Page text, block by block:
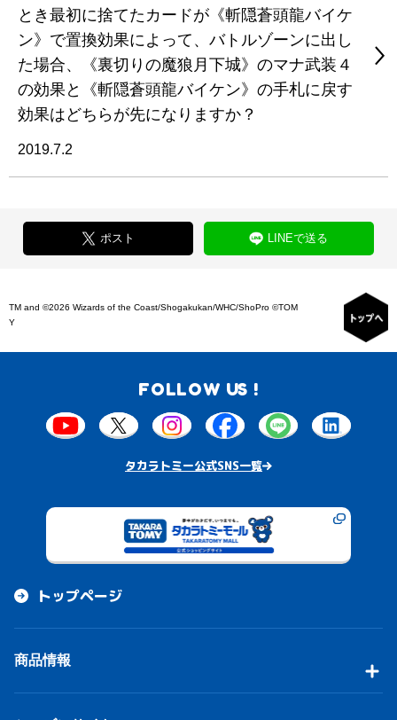
とき最初に捨てたカードが《斬隠蒼頭龍バイケ
ン》で置換効果によって、バトルゾーンに出し
た場合、《裏切りの魔狼月下城》のマナ武装４
の効果と《斬隠蒼頭龍バイケン》の手札に戻す
効果はどちらが先になりますか？
2019.7.2
ポスト LINEで送る
TM and ©2026 Wizards of the Coast/Shogakukan/WHC/ShoPro ©TOM
Y
FOLLOW US !
タカラトミー公式SNS一覧
トップページ
商品情報